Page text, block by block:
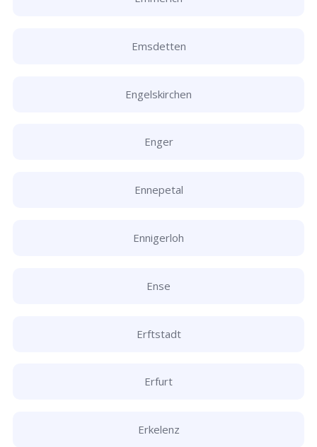
Emsdetten
Engelskirchen
Enger
Ennepetal
Ennigerloh
Ense
Erftstadt
Erfurt
Erkelenz